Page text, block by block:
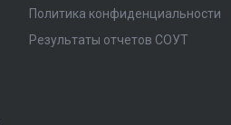
Политика конфиденциальности
Результаты отчетов СОУТ